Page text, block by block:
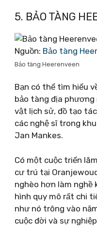
5. BẢO TÀNG
Nguồn: Bảo tàng
Bảo tàng Heerenveen
Bạn có thể tìm hiểu
bảo tàng địa phương
vật lịch sử, đồ tạo
các nghệ sĩ trong
Jan Mankes.
Có một cuộc triển
cư trú tại
nghèo hơn làm nghề
hình quy mô rất chi
như nó trông vào
cuộc đời và sự